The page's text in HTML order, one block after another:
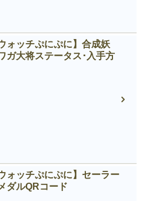
ォッチぷにぷに】合成妖
ガ大将ステータス･入手方
ォッチぷにぷに】セーラー
ダルQRコード